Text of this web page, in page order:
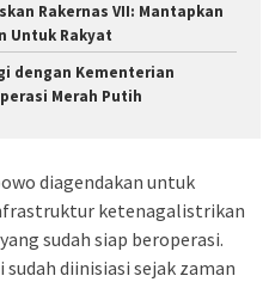
Rakernas VII: Mantapkan
Untuk Rakyat
dengan Kementerian
Merah Putih
diagendakan untuk
ketenagalistrikan
sudah siap beroperasi.
diinisiasi sejak zaman